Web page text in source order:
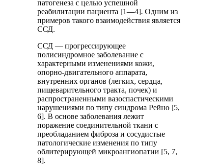
патогенеза с целью успешной
реабилитации пациента [1—4]. Одним из
примеров такого взаимодействия является
ССД.
ССД — прогрессирующее
полисиндромное заболевание с
характерными изменениями кожи,
опорно-двигательного аппарата,
внутренних органов (легких, сердца,
пищеварительного тракта, почек) и
распространенными вазоспастическими
нарушениями по типу синдрома Рейно [5,
6]. В основе заболевания лежит
поражение соединительной ткани с
преобладанием фиброза и сосудистые
патологические изменения по типу
облитерирующей микроангиопатии [5, 7,
8].